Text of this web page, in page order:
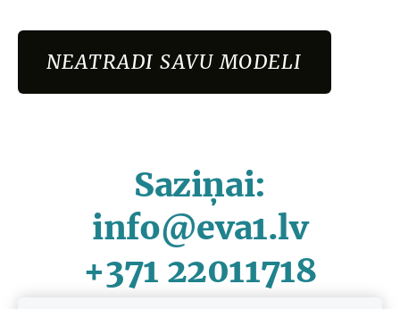
NEATRADI SAVU MODELI
Saziņai:
info@eva1.lv
+371 22011718